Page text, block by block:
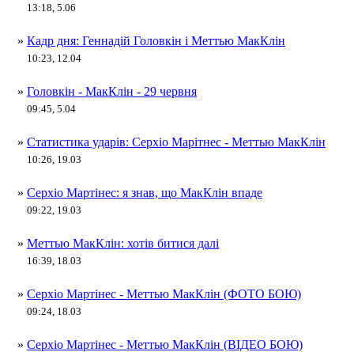
13:18, 5.06
» Кадр дня: Геннадій Головкін і Меттью МакКлін
10:23, 12.04
» Головкін - МакКлін - 29 червня
09:45, 5.04
» Статистика ударів: Серхіо Марітнес - Меттью МакКлін
10:26, 19.03
» Серхіо Мартінес: я знав, що МакКлін впаде
09:22, 19.03
» Меттью МакКлін: хотів битися далі
16:39, 18.03
» Серхіо Мартінес - Меттью МакКлін (ФОТО БОЮ)
09:24, 18.03
» Серхіо Мартінес - Меттью МакКлін (ВІДЕО БОЮ)